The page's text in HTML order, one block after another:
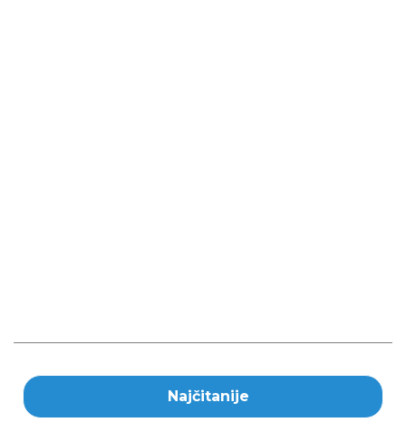
Najčitanije